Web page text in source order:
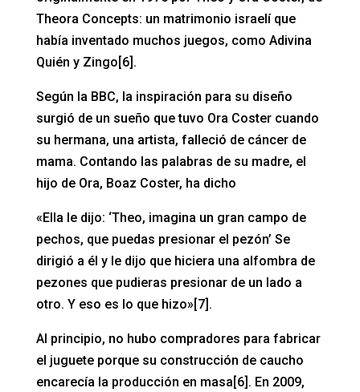
Theora Concepts: un matrimonio israelí que
había inventado muchos juegos, como Adivina
Quién y Zingo[6].
Según la BBC, la inspiración para su diseño
surgió de un sueño que tuvo Ora Coster cuando
su hermana, una artista, falleció de cáncer de
mama. Contando las palabras de su madre, el
hijo de Ora, Boaz Coster, ha dicho
«Ella le dijo: ‘Theo, imagina un gran campo de
pechos, que puedas presionar el pezón’ Se
dirigió a él y le dijo que hiciera una alfombra de
pezones que pudieras presionar de un lado a
otro. Y eso es lo que hizo»[7].
Al principio, no hubo compradores para fabricar
el juguete porque su construcción de caucho
encarecía la producción en masa[6]. En 2009,